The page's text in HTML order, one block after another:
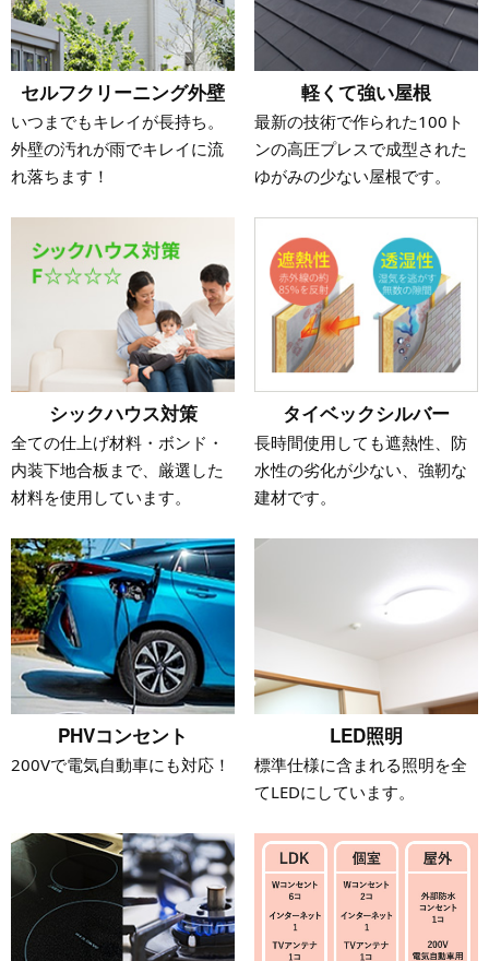
セルフクリーニング外壁
いつまでもキレイが長持ち。
外壁の汚れが雨でキレイに流
れ落ちます！
軽くて強い屋根
最新の技術で作られた100ト
ンの高圧プレスで成型された
ゆがみの少ない屋根です。
シックハウス対策
全ての仕上げ材料・ボンド・
内装下地合板まで、厳選した
材料を使用しています。
タイベックシルバー
長時間使用しても遮熱性、防
水性の劣化が少ない、強靭な
建材です。
PHVコンセント
200Vで電気自動車にも対応！
LED照明
標準仕様に含まれる照明を全
てLEDにしています。